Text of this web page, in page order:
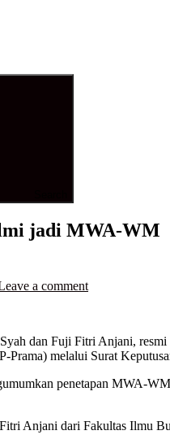
jadi MWA-WM
a comment
dan Fuji Fitri Anjani,
Prama) melalui Surat
penetapan
Anjani dari Fakultas Ilmu